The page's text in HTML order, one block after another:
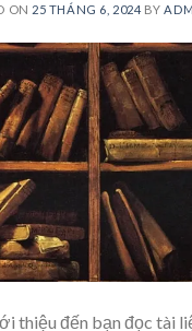
ON 25 THÁNG 6, 2024 BY
thiệu đến bạn đọc tài